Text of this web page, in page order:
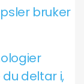
bruker
deltar i,